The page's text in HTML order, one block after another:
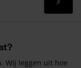
Lees
Wij leggen uit hoe